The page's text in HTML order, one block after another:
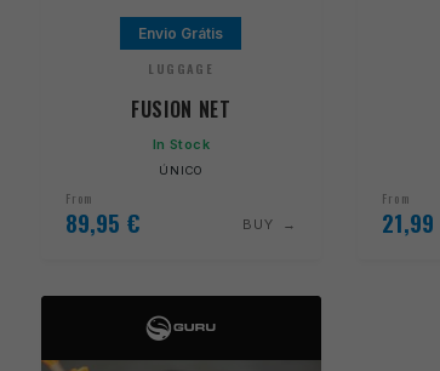
Envio Grátis
LUGGAGE
FUSION NET
In Stock
ÚNICO
From
89,95 € BUY
From
21,99